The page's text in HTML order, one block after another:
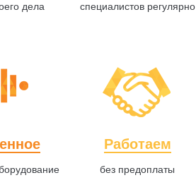
дела специалистов регулярно
Работаем
без предоплаты